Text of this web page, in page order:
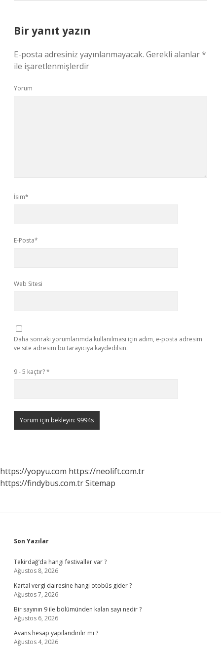
Bir yanıt yazın
E-posta adresiniz yayınlanmayacak. Gerekli alanlar*
ile işaretlenmişlerdir
Yorum
İsim*
E-Posta*
Web Sitesi
Daha sonraki yorumlarımda kullanılması için adım, e-posta adresim
ve site adresim bu tarayıcıya kaydedilsin.
9 - 5 kaçtır?*
https://yopyu.com https://neolift.com.tr
https://findybus.com.trSitemap
Sidebar
Son Yazılar
Tekirdağ’da hangi festivaller var ?
Ağustos 8, 2026
Kartal vergi dairesine hangi otobüs gider ?
Ağustos 7, 2026
Bir sayının 9 ile bölümünden kalan sayı nedir ?
Ağustos 6, 2026
Avans hesap yapılandırılır mı ?
Ağustos 4, 2026